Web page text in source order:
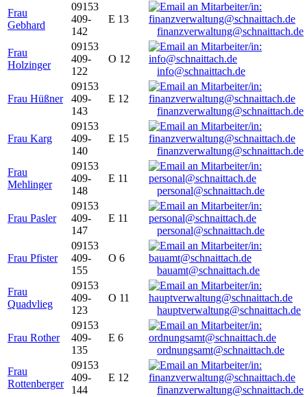
Frau
Gebhard
09153
409-
142
E 13
finanzverwaltung@schnaittach.de
Frau
Holzinger
09153
409-
122
O 12
info@schnaittach.de
Frau Hüßner
09153
409-
143
E 12
finanzverwaltung@schnaittach.de
Frau Karg
09153
409-
140
E 15
finanzverwaltung@schnaittach.de
Frau
Mehlinger
09153
409-
148
E 11
personal@schnaittach.de
Frau Pasler
09153
409-
147
E 11
personal@schnaittach.de
Frau Pfister
09153
409-
155
O 6
bauamt@schnaittach.de
Frau
Quadvlieg
09153
409-
123
O 11
hauptverwaltung@schnaittach.de
Frau Rother
09153
409-
135
E 6
ordnungsamt@schnaittach.de
Frau
Rottenberger
09153
409-
144
E 12
finanzverwaltung@schnaittach.de